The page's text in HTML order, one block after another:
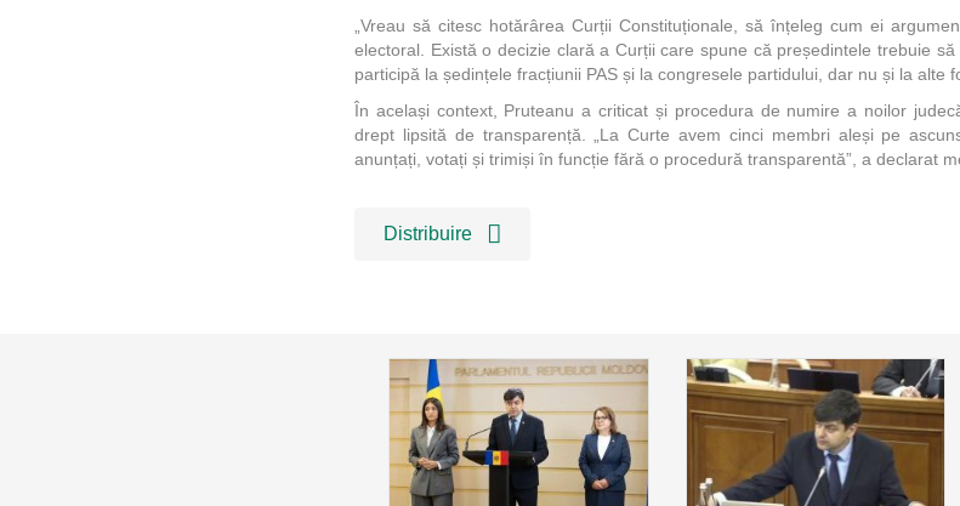
„Vreau să citesc hotărârea Curții Constituționale, să înțeleg cum ei
electoral. Există o decizie clară a Curții care spune că președintele trebuie
participă la ședințele fracțiunii PAS și la congresele partidului, dar nu și la alte
În același context, Pruteanu a criticat și procedura de numire a noilor
drept lipsită de transparență. „La Curte avem cinci membri aleși pe
anunțați, votați și trimiși în funcție fără o procedură transparentă”, a declarat
Distribuire